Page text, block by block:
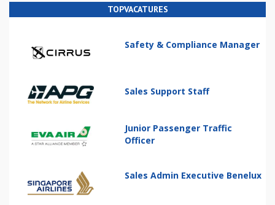
TOPVACATURES
Safety & Compliance Manager
Sales Support Staff
Junior Passenger Traffic
Officer
Sales Admin Executive Benelux